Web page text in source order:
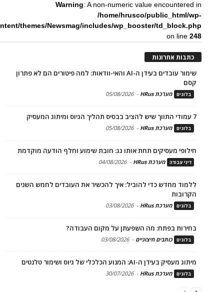
Warning: A non-numeric value encountered in
/home/hrusco/public_html/wp-
themes/Newsmag/includes/wp_booster/td_block.php
on line248
כתבות אחרונות
שימור עובדים בעידן ה-AI והאי-וודאות: למה פיטורים הם לא פתרון
קסם
בלוגים מערכת HRus -
05/08/2026
7 עמודי התווך שיש להציב בבסיס תהליך הגיוס ומיתוג המעסיק
בלוגים מערכת HRus -
05/08/2026
חילופי מעסיקים תחת אותו גג: חובת שימוע וחלף הודעה מוקדמת
דיני עבודה מערכת HRus -
04/08/2026
ללמוד מחדש כדי להוביל: איך להכשיר את העובדים לחמש השנים
הקרובות
בלוגים מערכת HRus -
03/08/2026
בחירות בפתח: מה השפעתן על מקום העבודה?
בלוגים כותבים חיצוניים -
03/08/2026
מיתוג מעסיק בעידן ה-AI: המנוע הכלכלי של גיוס ושימור טלנטים
בלוגים מערכת HRus -
30/07/2026